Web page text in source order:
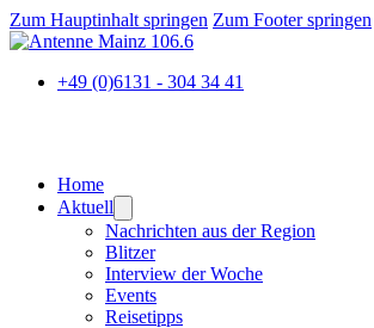
Zum Hauptinhalt springen Zum Footer springen
+49 (0)6131 - 304 34 41
Home
Aktuell
Nachrichten aus der Region
Blitzer
Interview der Woche
Events
Reisetipps